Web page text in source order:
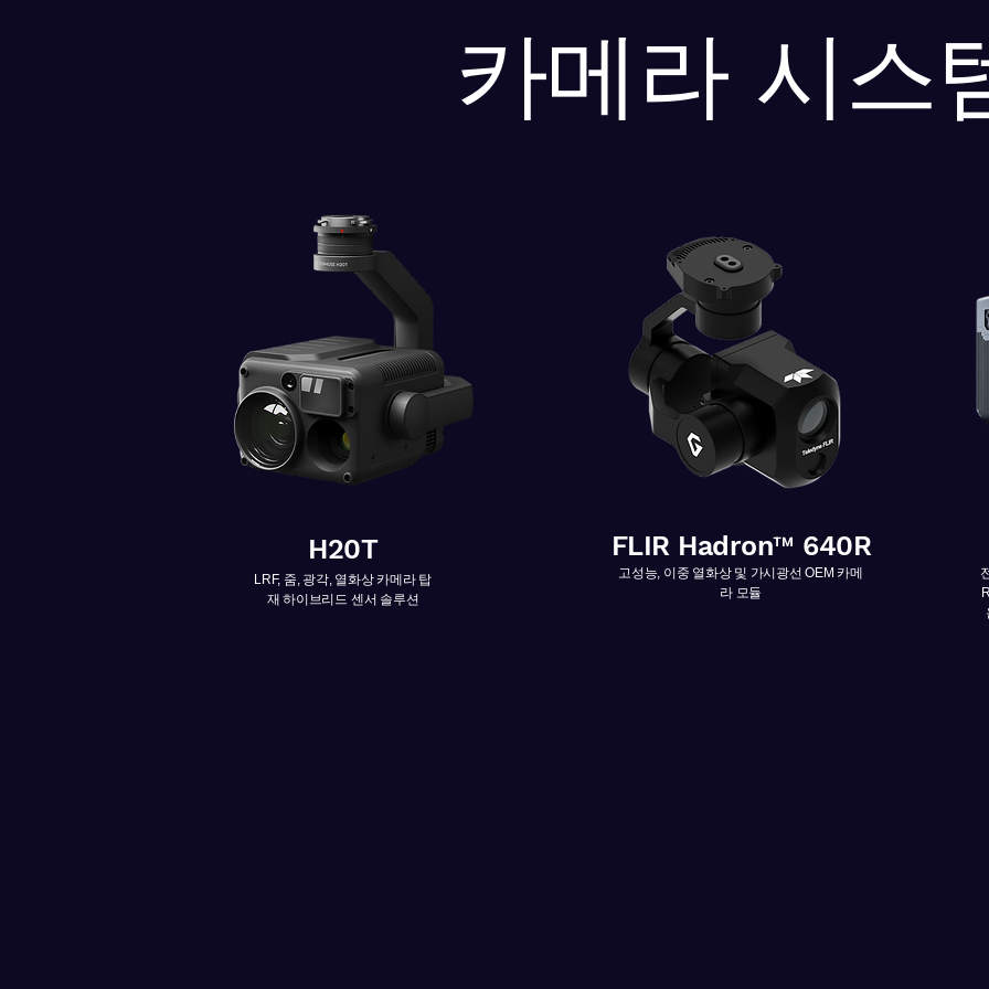
카메라 시스
H20T
LRF, 줌, 광각, 열화상 카메라 탑
재 하이브리드 센서 솔루션
​고성능, 이중 열화상 및 가시광선 OEM 카메
라 모듈
FLIR Hadron™ 640R